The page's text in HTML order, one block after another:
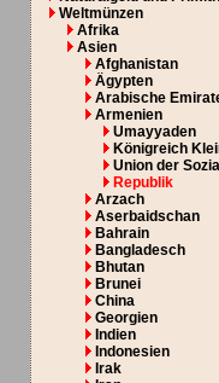
Weltmünzen
Afrika
Asien
Afghanistan
Ägypten
Arabische
Armenien
Umayyaden
Königreich
Union der
Republik
Arzach
Aserbaidschan
Bahrain
Bangladesch
Bhutan
Brunei
China
Georgien
Indien
Indonesien
Irak